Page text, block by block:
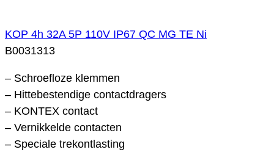
KOP 4h 32A 5P 110V IP67 QC MG TE Ni
B0031313
– Schroefloze klemmen
– Hittebestendige contactdragers
– KONTEX contact
– Vernikkelde contacten
– Speciale trekontlasting